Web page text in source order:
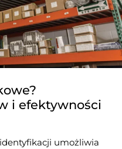
i efektywności
umożliwia